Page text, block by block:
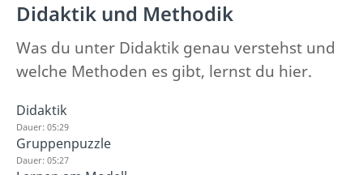
Didaktik und Methodik
Was du unter Didaktik genau verstehst und
welche Methoden es gibt, lernst du hier.
Didaktik
Dauer: 05:29
Gruppenpuzzle
Dauer: 05:27